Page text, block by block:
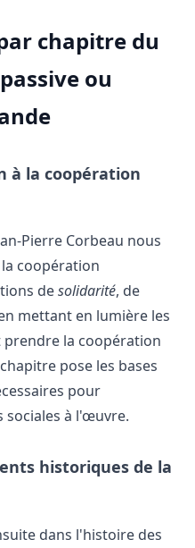
chapitre du
ou
à la coopération
Pierre Corbeau nous
coopération
desolidarité, de
mettant en lumière les
la coopération
pose les bases
pour
sociales à l'œuvre.
historiques de la
dans l'histoire des